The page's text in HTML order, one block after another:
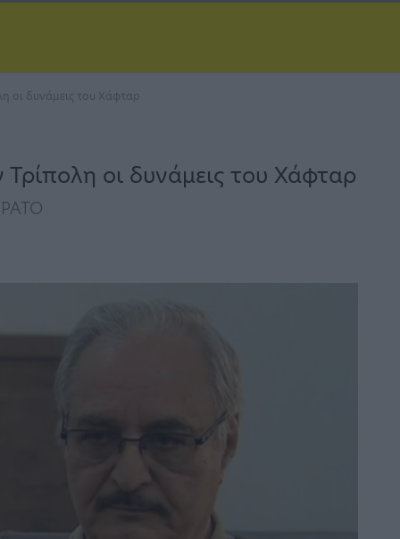
οι δυνάμεις του Χάφταρ
οι δυνάμεις του Χάφταρ